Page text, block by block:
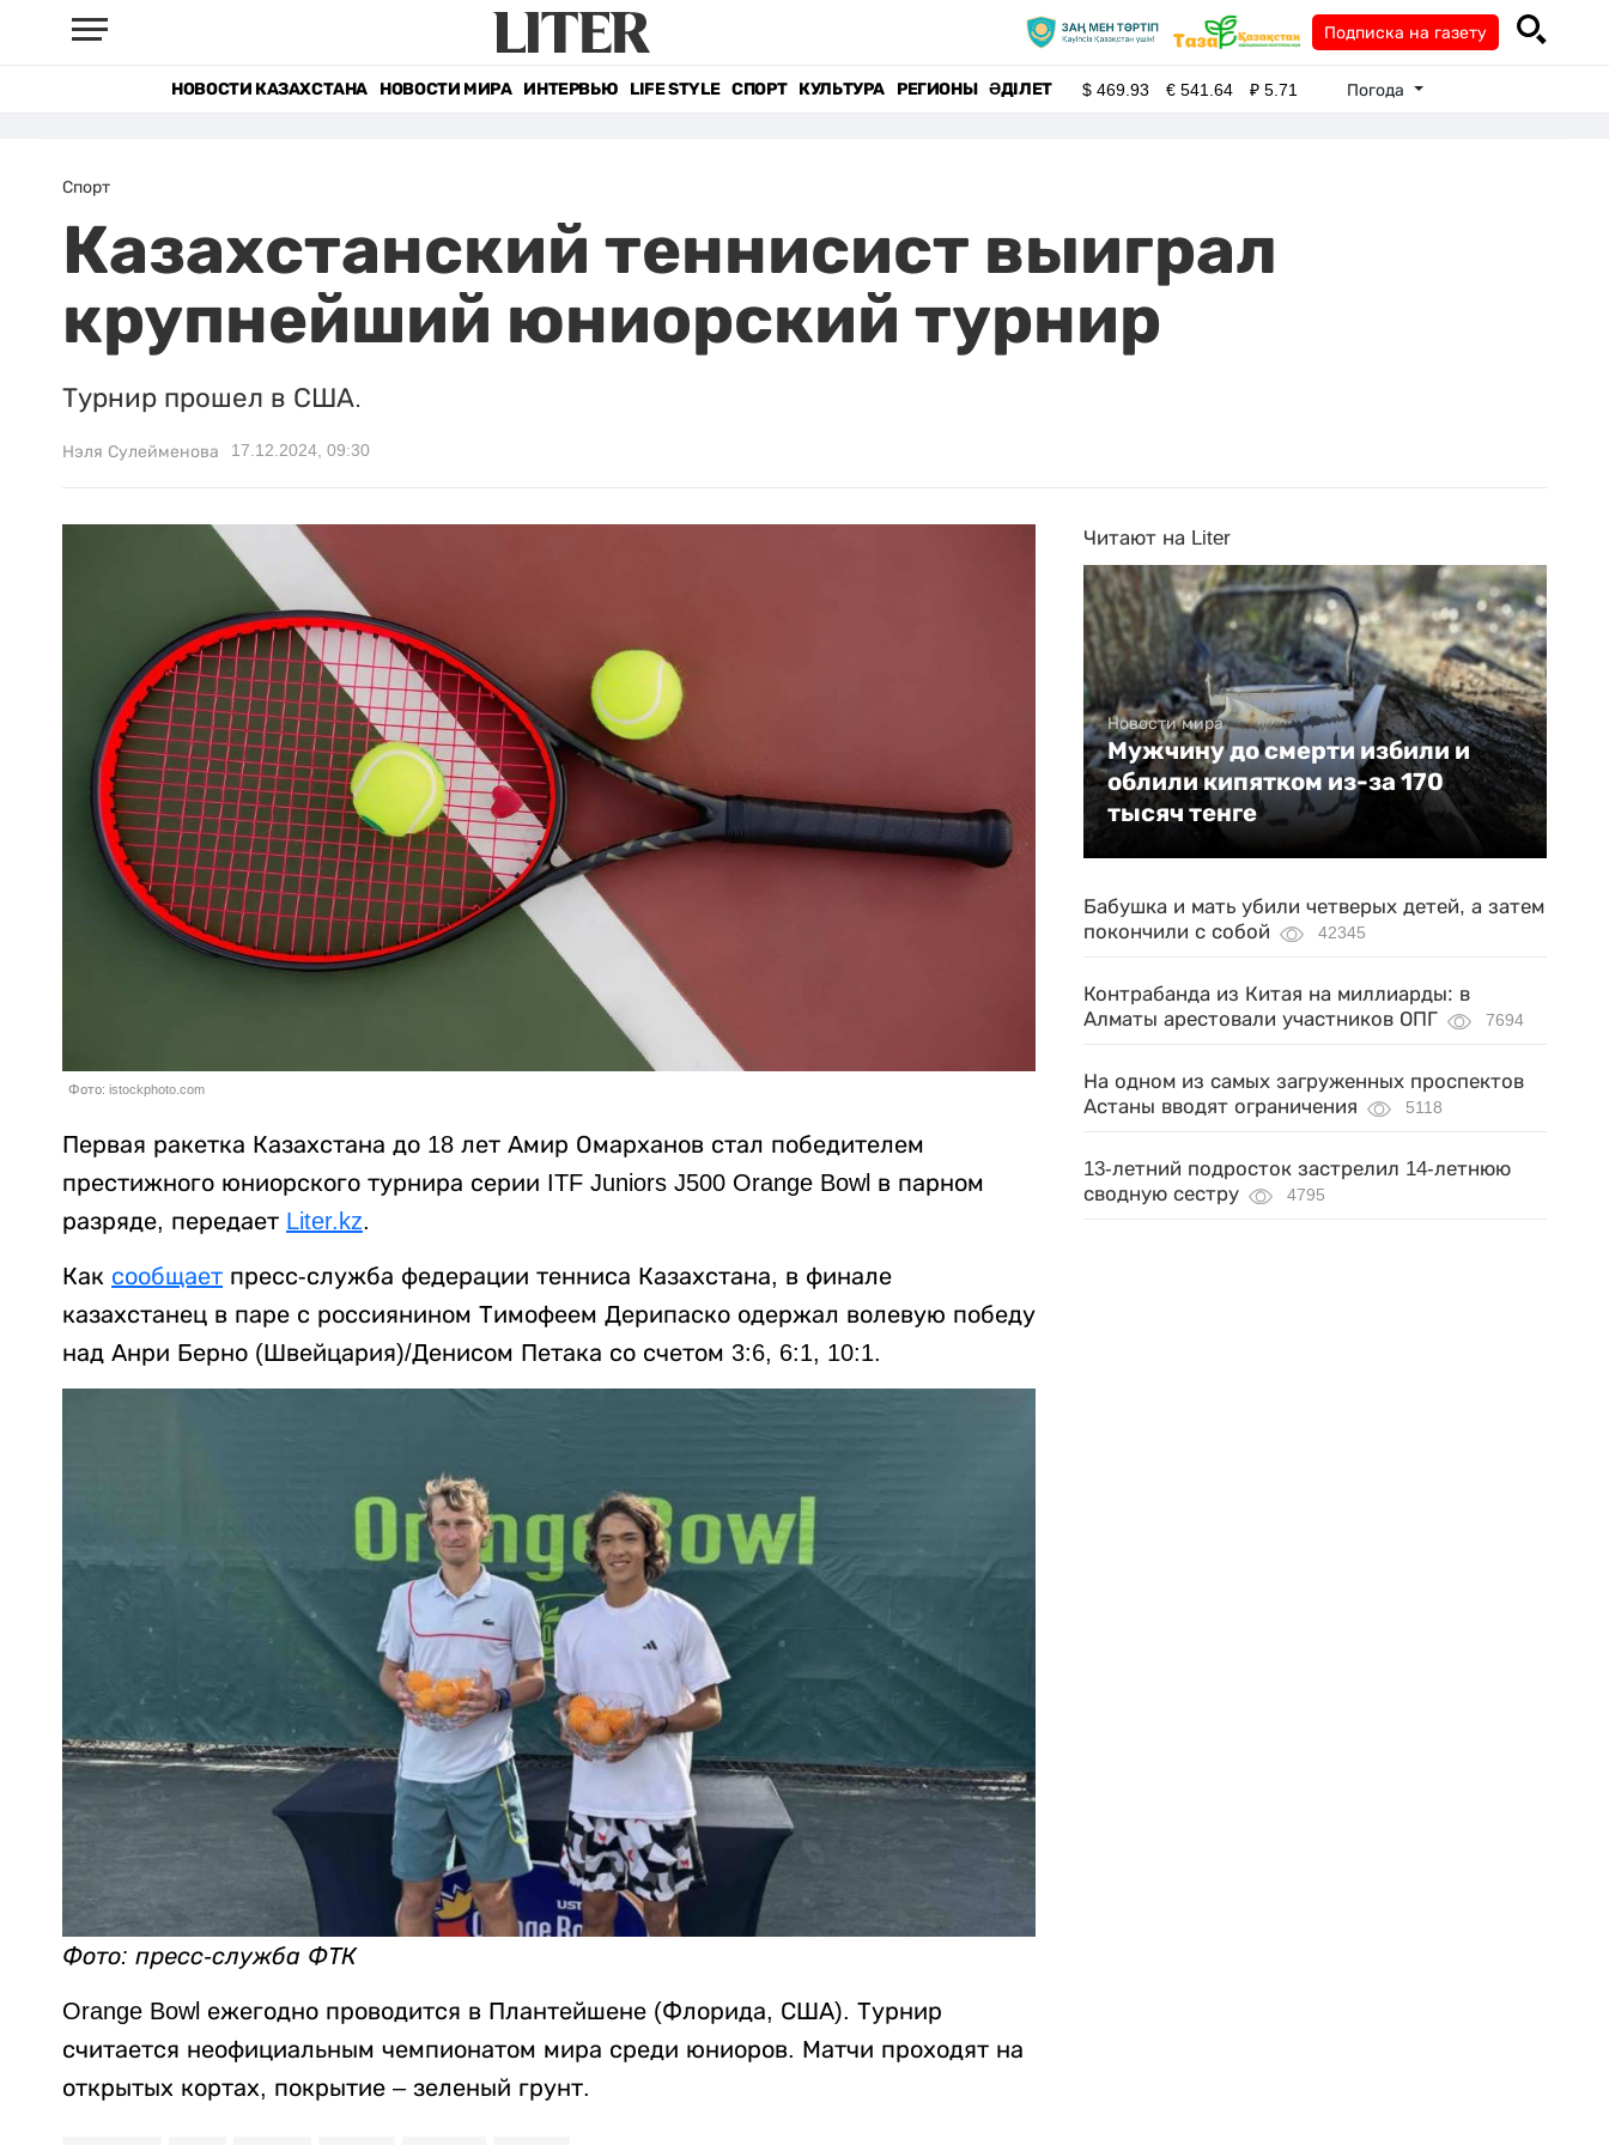
Подписка на газету
НОВОСТИ КАЗАХСТАНА НОВОСТИ МИРА ИНТЕРВЬЮ LIFE STYLE СПОРТ КУЛЬТУРА РЕГИОНЫ ӘДІЛЕТ $469.93 €541.64 ₽5.71 Погода
Спорт
Казахстанский теннисист выиграл
крупнейший юниорский турнир
Турнир прошел в США.
Нэля Сулейменова 17.12.2024, 09:30
Фото: istockphoto.com
Первая ракетка Казахстана до 18 лет Амир Омарханов стал победителем
престижного юниорского турнира серии ITF Juniors J500 Orange Bowl в парном
разряде, передает Liter.kz.
Как сообщает пресс-служба федерации тенниса Казахстана, в финале
казахстанец в паре с россиянином Тимофеем Дерипаско одержал волевую победу
над Анри Берно (Швейцария)/Денисом Петака со счетом 3:6, 6:1, 10:1.
Фото: пресс-служба ФТК
Orange Bowl ежегодно проводится в Плантейшене (Флорида, США). Турнир
считается неофициальным чемпионатом мира среди юниоров. Матчи проходят на
открытых кортах, покрытие – зеленый грунт.
Читают на Liter
Новости мира
Мужчину до смерти избили и
облили кипятком из-за 170
тысяч тенге
Бабушка и мать убили четверых детей, а затем
покончили с собой
42345
Контрабанда из Китая на миллиарды: в
Алматы арестовали участников ОПГ
7694
На одном из самых загруженных проспектов
Астаны вводят ограничения
5118
13-летний подросток застрелил 14-летнюю
сводную сестру
4795